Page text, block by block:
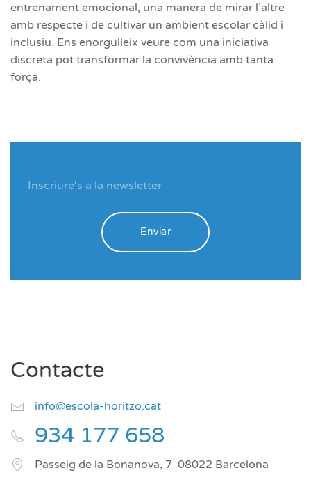
entrenament emocional, una manera de mirar l’altre
amb respecte i de cultivar un ambient escolar càlid i
inclusiu. Ens enorgulleix veure com una iniciativa
discreta pot transformar la convivència amb tanta
força.
Enviar
Contacte
info@escola-horitzo.cat
934 177 658
Passeig de la Bonanova, 7 08022 Barcelona